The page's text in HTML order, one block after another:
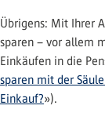
Übrigens: Mit Ihrer
sparen – vor allem
Einkäufen in die
sparen mit der
Einkauf?»).